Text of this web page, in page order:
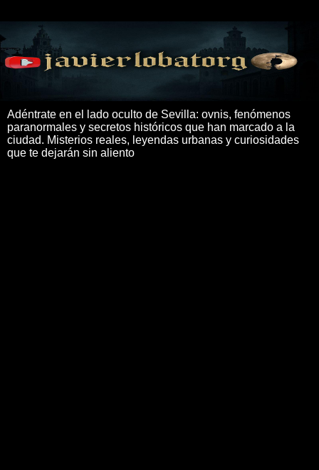
Adéntrate en el lado oculto de Sevilla: ovnis, fenómenos
paranormales y secretos históricos que han marcado a la
ciudad. Misterios reales, leyendas urbanas y curiosidades
que te dejarán sin aliento